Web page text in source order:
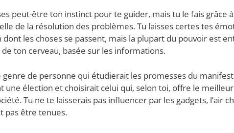
peut-être ton instinct pour te guider, mais tu le fais grâce
de la résolution des problèmes. Tu laisses certes tes
dont les choses se passent, mais la plupart du pouvoir est
ton cerveau, basée sur les informations.
genre de personne qui étudierait les promesses du
une élection et choisirait celui qui, selon toi, offre le
Tu ne te laisserais pas influencer par les gadgets, l’air
pas être tenues.